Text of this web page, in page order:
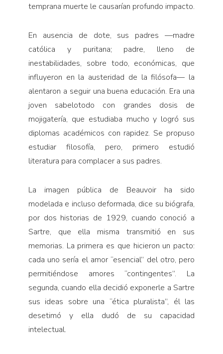
temprana muerte le causarían profundo impacto.
En ausencia de dote, sus padres —madre
católica y puritana; padre, lleno de
inestabilidades, sobre todo, económicas, que
influyeron en la austeridad de la filósofa— la
alentaron a seguir una buena educación. Era una
joven sabelotodo con grandes dosis de
mojigatería, que estudiaba mucho y logró sus
diplomas académicos con rapidez. Se propuso
estudiar filosofía, pero, primero estudió
literatura para complacer a sus padres.
La imagen pública de Beauvoir ha sido
modelada e incluso deformada, dice su biógrafa,
por dos historias de 1929, cuando conoció a
Sartre, que ella misma transmitió en sus
memorias. La primera es que hicieron un pacto:
cada uno sería el amor “esencial” del otro, pero
permitiéndose amores “contingentes”. La
segunda, cuando ella decidió exponerle a Sartre
sus ideas sobre una “ética pluralista”, él las
desetimó y ella dudó de su capacidad
intelectual.